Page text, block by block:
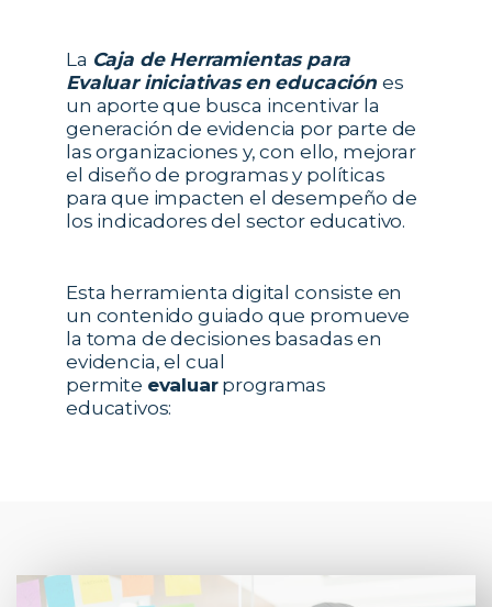
La Caja de Herramientas para
Evaluar iniciativas en educaciónes
un aporte que busca incentivar la
generación de evidencia por parte de
las organizaciones y, con ello, mejorar
el diseño de programas y políticas
para que impacten el desempeño de
los indicadores del sector educativo.
Esta herramienta digital consiste en
un contenido guiado que promueve
la toma de decisiones basadas en
evidencia, el cual
permite evaluarprogramas
educativos: